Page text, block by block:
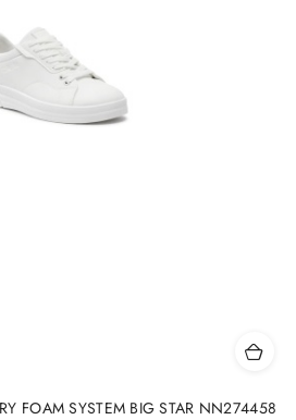
FOAM SYSTEM BIG STAR NN274458